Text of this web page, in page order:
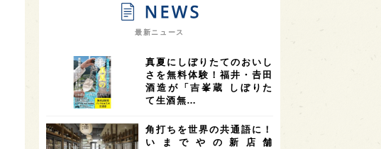
オピニオンリーダーの視点 9
7 奈良県 滋賀県 7 和歌山県 6
6 フランス 6 高知県 5 島根県 5
山口県 4 アメリカ 4 神奈川県 4
最新ニュース
真夏にしぼりたてのおいし
さを無料体験！福井・𠮷田
酒造が「吉峯蔵 しぼりた
て生酒無…
角打ちを世界の共通語に！
いまでやの新店舗